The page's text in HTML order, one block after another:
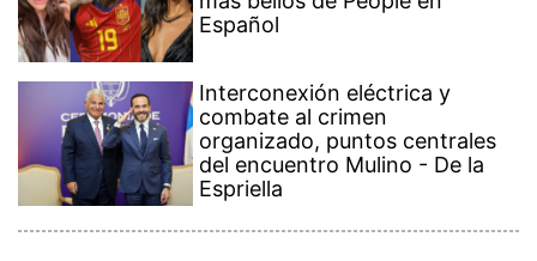
Español
Interconexión eléctrica y
combate al crimen
organizado, puntos centrales
del encuentro Mulino - De la
Espriella